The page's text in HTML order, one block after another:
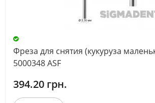
Фреза для снятия (кукуруза
5000348 ASF
394.20 грн.